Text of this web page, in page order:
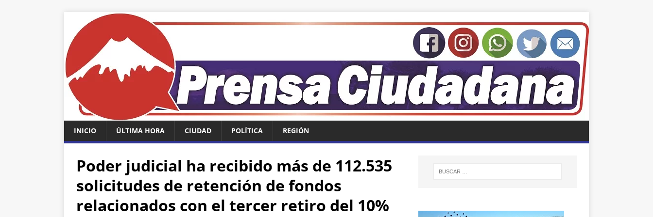
INICIO ÚLTIMA HORA CIUDAD POLÍTICA REGIÓN
Poder judicial ha recibido más de 112.535
solicitudes de retención de fondos
relacionados con el tercer retiro del 10%